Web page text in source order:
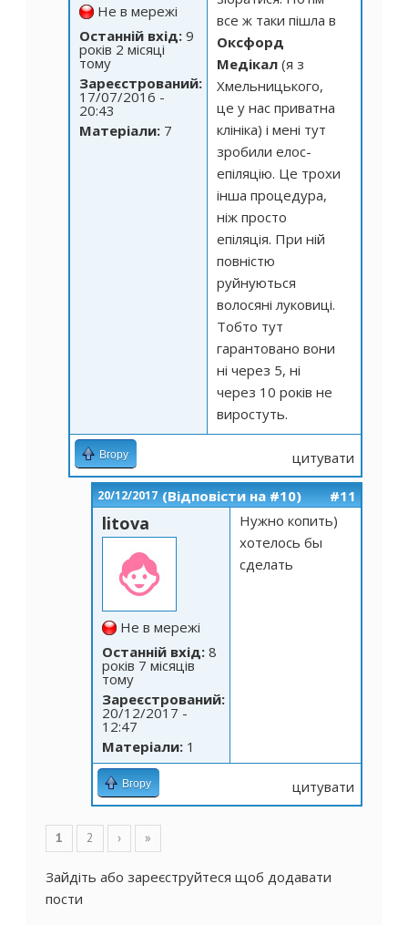
Не в мережі
Останній вхід: 9
років 2 місяці
тому
Зареєстрований:
17/07/2016 -
20:43
Матеріали: 7
все ж таки пішла в
Оксфорд
Медікал (я з
Хмельницького,
це у нас приватна
клініка) і мені тут
зробили елос-
епіляцію. Це трохи
інша процедура,
ніж просто
епіляція. При ній
повністю
руйнуються
волосяні луковиці.
Тобто тут
гарантовано вони
ні через 5, ні
через 10 років не
виростуть.
Вгору цитувати
20/12/2017 (Відповісти на #10) #11
litova
Не в мережі
Останній вхід: 8
років 7 місяців
тому
Зареєстрований:
20/12/2017 -
12:47
Матеріали: 1
Нужно копить)
хотелось бы
сделать
Вгору цитувати
Сторінки
1 2 › »
Зайдіть або зареєструйтеся щоб додавати
пости